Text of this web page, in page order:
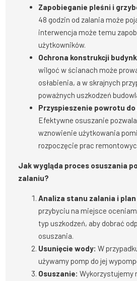
Zapobieganie pleśni i
48 godzin od zalania może
interwencja może temu
użytkowników.
Ochrona konstrukcji
wilgoć w ścianach może
osłabienia, a w skrajnych
poważnych uszkodzeń
Przyspieszenie powrotu
Efektywne osuszanie
wznowienie użytkowania
rozpoczęcie prac
Jak wygląda proces osuszania
zalaniu?
Analiza stanu zalania i
przybyciu na miejsce
typ uszkodzeń, aby dobrać
osuszania.
Usunięcie wody: W
używamy pomp do jej
Osuszanie: Wykorzystujemy